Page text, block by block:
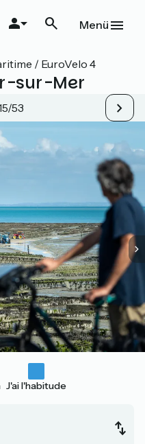
Menü
/ EuroVelo 4
sur-Mer
53
J'ai l'habitude